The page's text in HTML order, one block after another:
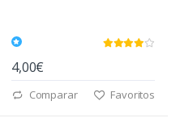
4,00€
Comparar Favoritos